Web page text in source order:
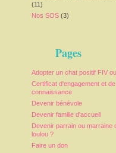
(11)
Nos SOS (3)
Pages
Adopter un chat positif FIV
Certificat d'engagement et de
connaissance
Devenir bénévole
Devenir famille d'accueil
Devenir parrain ou marraine
loulou ?
Faire un don